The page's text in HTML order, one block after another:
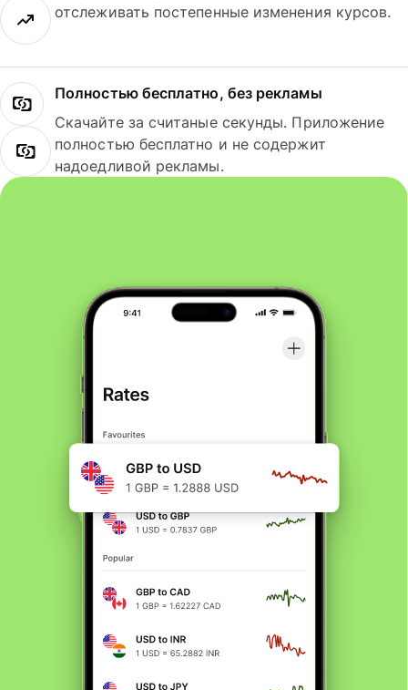
отслеживать постепенные изменения курсов.
Полностью бесплатно, без рекламы
Скачайте за считаные секунды. Приложение
полностью бесплатно и не содержит
надоедливой рекламы.